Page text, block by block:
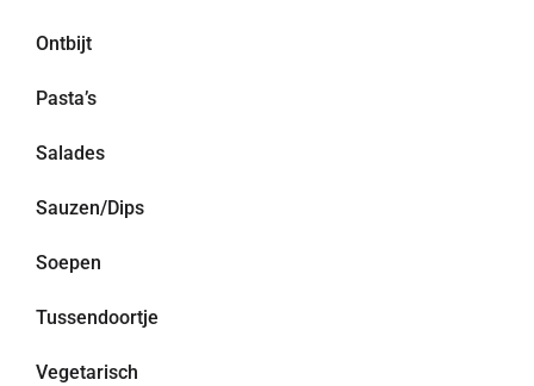
Ontbijt
Pasta’s
Salades
Sauzen/Dips
Soepen
Tussendoortje
Vegetarisch